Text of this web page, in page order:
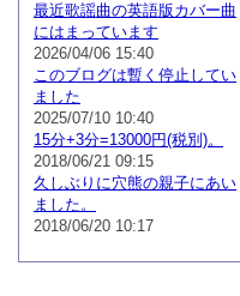
最近歌謡曲の英語版カバー曲
にはまっています
2026/04/06 15:40
このブログは暫く停止してい
ました
2025/07/10 10:40
15分+3分=13000円(税別)。
2018/06/21 09:15
久しぶりに穴熊の親子にあい
ました。
2018/06/20 10:17